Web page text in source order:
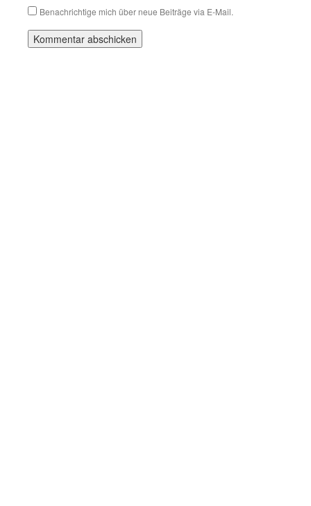
Benachrichtige mich über neue Beiträge via E-Mail.